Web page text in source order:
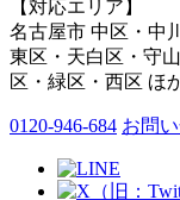
【対応エリア】
名古屋市 中区・中
東区・天白区・守
区・緑区・西区 ほ
0120-946-684 お問